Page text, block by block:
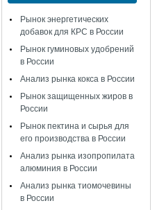
Рынок энергетических
добавок для КРС в России
Рынок гуминовых удобрений
в России
Анализ рынка кокса в России
Рынок защищенных жиров в
России
Рынок пектина и сырья для
его производства в России
Анализ рынка изопропилата
алюминия в России
Анализ рынка тиомочевины
в России